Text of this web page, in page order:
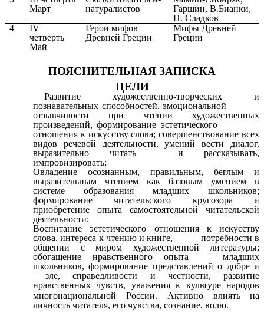
Март
натуралистов
Гаршин, В.Бианки,
Н. Сладков
4
IV
четверть
Май
Герои мифов
Древней Греции
Мифы Древней
Греции
ПОЯСНИТЕЛЬНАЯ ЗАПИСКА
ЦЕЛИ
Развитие
художественно-творческих и
познавательных способностей, эмоциональной
отзывчивости при чтении художественных
произведений, формирование эстетического
отношения к искусству слова; совершенствование всех
видов речевой деятельности, умений вести диалог,
выразительно читать и рассказывать,
импровизировать;
Овладение
осознанным, правильным, беглым и
выразительным чтением как базовым умением в
системе образования младших школьников;
формирование читательского кругозора и
приобретение опыта самостоятельной читательской
деятельности;
Воспитание
эстетического отношения к искусству
слова, интереса к чтению и книге, потребности в
общении с миром художественной литературы;
обогащение нравственного опыта младших
школьников, формирование представлений о добре и
зле, справедливости и честности, развитие
нравственных чувств, уважения к культуре народов
многонациональной России.
Активно влиять на
личность читателя, его чувства, сознание, волю.